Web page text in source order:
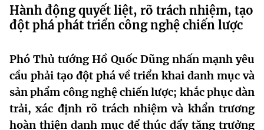
Trang chủ
Giới thiệu
Chức năng nhiệm vụ
Cơ cấu tổ chức
Lịch sử phát triển
Tin tức sự kiện
Khoa học và Công nghệ
Đổi mới sáng tạo
Dịch vụ công
Hệ thống văn bản
Hành động quyết liệt, rõ trách nhiệm, tạo
đột phá phát triển công nghệ chiến lược
Phó Thủ tướng Hồ Quốc Dũng nhấn mạnh yêu
cầu phải tạo đột phá về triển khai danh mục và
sản phẩm công nghệ chiến lược; khắc phục dàn
trải, xác định rõ trách nhiệm và khẩn trương
hoàn thiện danh mục để thúc đẩy tăng trưởng